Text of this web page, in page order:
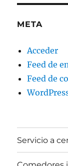
META
Acceder
Feed de
Feed de
Servicio a